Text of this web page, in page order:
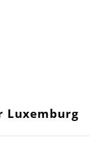
Luxemburg